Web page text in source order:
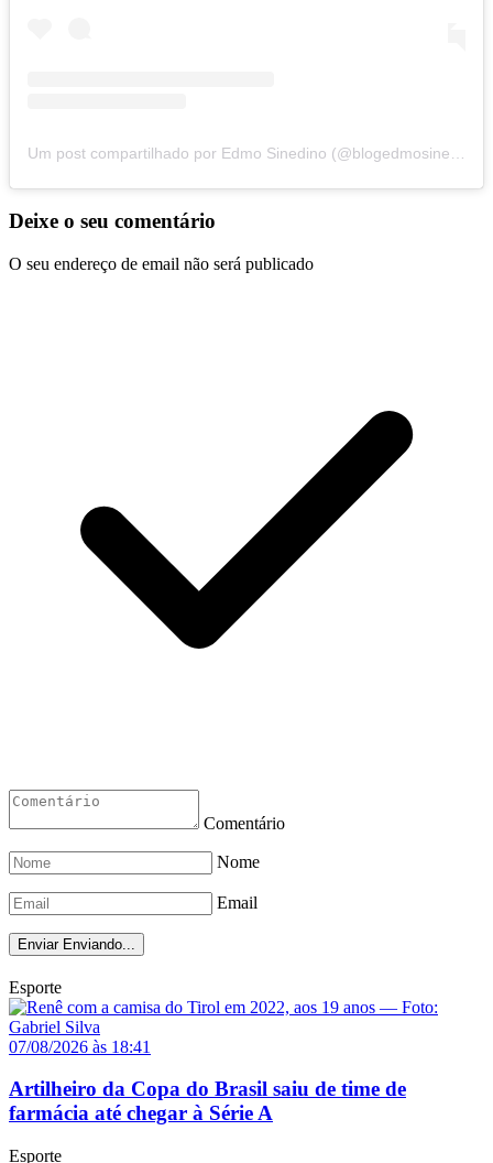
Um post compartilhado por Edmo Sinedino (@blogedmosinedino)
Deixe o seu comentário
O seu endereço de email não será publicado
Comentário
Nome
Email
Enviar Enviando...
Esporte
07/08/2026 às 18:41
Artilheiro da Copa do Brasil saiu de time de
farmácia até chegar à Série A
Esporte